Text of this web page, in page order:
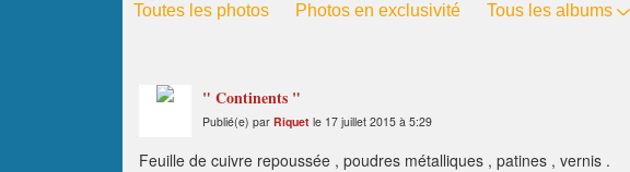
Toutes les photos Photos en exclusivité Tous les albums
" Continents "
Publié(e) par Riquet le 17 juillet 2015 à 5:29
Feuille de cuivre repoussée , poudres métalliques , patines , vernis .